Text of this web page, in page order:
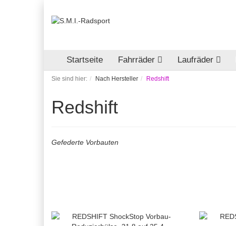
Startseite Fahrräder Laufräder
Sie sind hier: Nach Hersteller Redshift
Redshift
Gefederte Vorbauten